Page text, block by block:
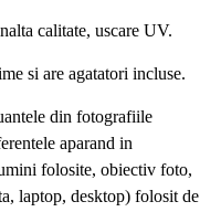
calitate, uscare UV.
si are agatatori incluse.
din fotografiile
aparand in
folosite, obiectiv foto,
laptop, desktop) folosit de